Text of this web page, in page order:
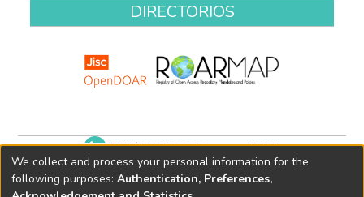
DIRECTORIOS
(511) 204-9900 anexo 7171
biblioteca@oefa.gob.pe
We collect and process your personal information for the
following purposes: Authentication, Preferences,